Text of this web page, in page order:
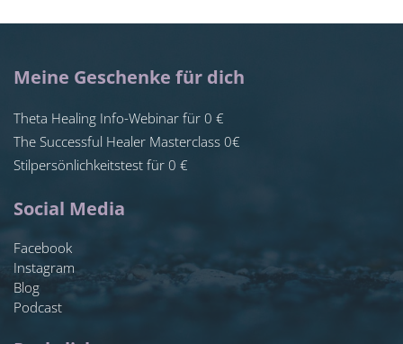
Meine Geschenke für dich
Theta Healing Info-Webinar für 0 €
The Successful Healer Masterclass 0€
Stilpersönlichkeitstest für 0 €
Social Media
Facebook
Instagram
Blog
Podcast